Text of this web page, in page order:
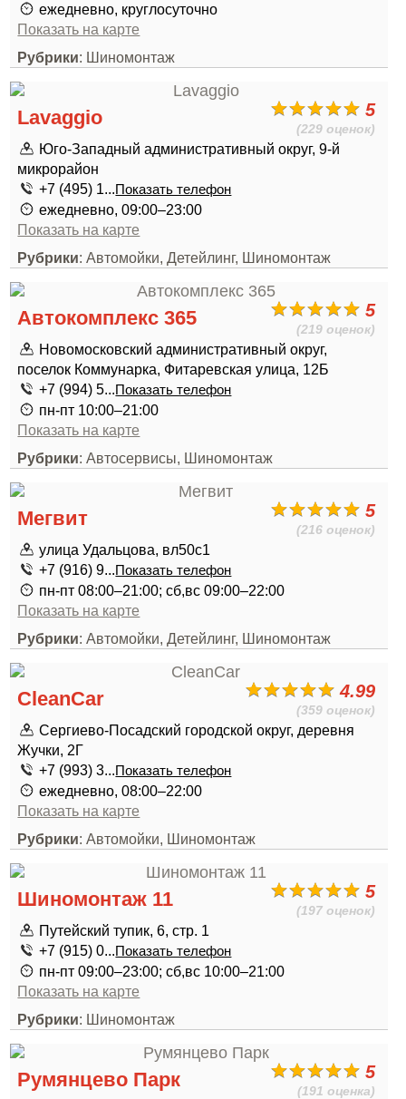
ежедневно, круглосуточно
Показать на карте
Рубрики: Шиномонтаж
5
(229 оценок)
Lavaggio
Юго-Западный административный округ, 9-й
микрорайон
+7 (495) 1...Показать телефон
ежедневно, 09:00–23:00
Показать на карте
Рубрики: Автомойки, Детейлинг, Шиномонтаж
5
(219 оценок)
Автокомплекс 365
Новомосковский административный округ,
поселок Коммунарка, Фитаревская улица, 12Б
+7 (994) 5...Показать телефон
пн-пт 10:00–21:00
Показать на карте
Рубрики: Автосервисы, Шиномонтаж
5
(216 оценок)
Мегвит
улица Удальцова, вл50с1
+7 (916) 9...Показать телефон
пн-пт 08:00–21:00; сб,вс 09:00–22:00
Показать на карте
Рубрики: Автомойки, Детейлинг, Шиномонтаж
4.99
(359 оценок)
CleanCar
Сергиево-Посадский городской округ, деревня
Жучки, 2Г
+7 (993) 3...Показать телефон
ежедневно, 08:00–22:00
Показать на карте
Рубрики: Автомойки, Шиномонтаж
5
(197 оценок)
Шиномонтаж 11
Путейский тупик, 6, стр. 1
+7 (915) 0...Показать телефон
пн-пт 09:00–23:00; сб,вс 10:00–21:00
Показать на карте
Рубрики: Шиномонтаж
5
(191 оценка)
Румянцево Парк